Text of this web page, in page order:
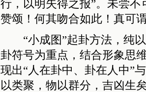
行，以明失得之报”。未尝
赞颂！何其吻合如此！真可
“小成图”起卦方法，纯以
卦符号为重点，结合形象思
现出“人在卦中、卦在人中”
以类聚，物以群分，吉凶生